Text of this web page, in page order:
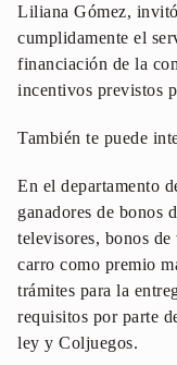
Liliana Gómez,
cumplidamente el
financiación de la
incentivos previstos
También te puede
En el departamento
ganadores de bonos
televisores, bonos
carro como premio
trámites para la
requisitos por parte
ley y Coljuegos.